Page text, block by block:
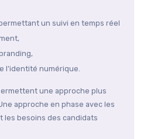
un suivi en temps réel
l’identité numérique.
une approche plus
approche en phase avec les
besoins des candidats